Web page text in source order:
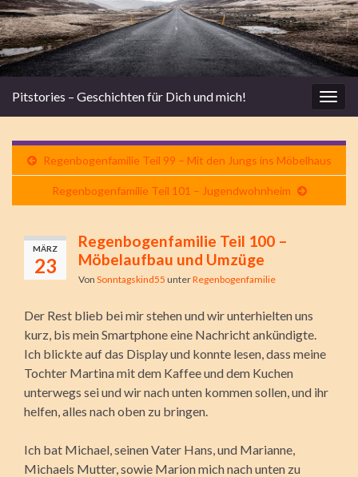
Pitstories – Geschichten für Dich und mich!
Regenbogenfamilie Teil 99 – Mit den Jungs ins Möbelhaus
Regenbogenfamilie Teil 101 – Jugendwohnheim
MÄRZ
23
Regenbogenfamilie Teil 100 –
Möbelaufbau und Umzüge
Von Sonntagskind55 unterRegenbogenfamilie
Der Rest blieb bei mir stehen und wir unterhielten uns
kurz, bis mein Smartphone eine Nachricht ankündigte.
Ich blickte auf das Display und konnte lesen, dass meine
Tochter Martina mit dem Kaffee und dem Kuchen
unterwegs sei und wir nach unten kommen sollen, und ihr
helfen, alles nach oben zu bringen.
Ich bat Michael, seinen Vater Hans, und Marianne,
Michaels Mutter, sowie Marion mich nach unten zu